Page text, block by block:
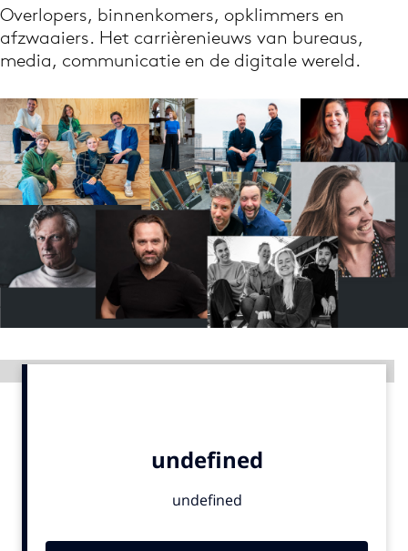
Volg het laatste nieuws via de Adformatie
Nieuws app
Menu
Home
9 sept: GenAI-training
12 nov: MarketingLive!
Events
Opleidingen
Vacatures
Bureaus
Overlopers, binnenkomers, opklimmers en
afzwaaiers. Het carrièrenieuws van bureaus,
media, communicatie en de digitale wereld.